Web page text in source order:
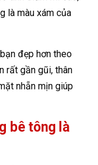
là màu xám của
đẹp hơn theo
rất gần gũi, thân
nhẵn mịn giúp
bê tông là